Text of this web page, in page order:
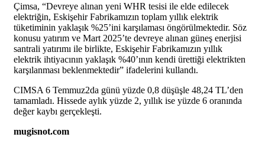
Çimsa, “Devreye alınan yeni WHR tesisi ile elde edilecek
elektriğin, Eskişehir Fabrikamızın toplam yıllık elektrik
tüketiminin yaklaşık %25’ini karşılaması öngörülmektedir. Söz
konusu yatırım ve Mart 2025’te devreye alınan güneş enerjisi
santrali yatırımı ile birlikte, Eskişehir Fabrikamızın yıllık
elektrik ihtiyacının yaklaşık %40’ının kendi ürettiği elektrikten
karşılanması beklenmektedir” ifadelerini kullandı.
CIMSA 6 Temmuz2da günü yüzde 0,8 düşüşle 48,24 TL’den
tamamladı. Hissede aylık yüzde 2, yıllık ise yüzde 6 oranında
değer kaybı gerçekleşti.
mugisnot.com